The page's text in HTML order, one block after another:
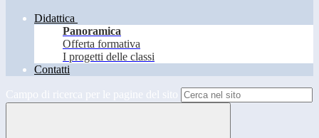
Didattica
Panoramica
Offerta formativa
I progetti delle classi
Contatti
Campo di ricerca per le pagine del sito